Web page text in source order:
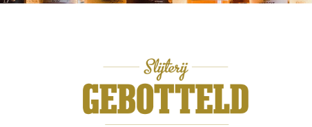
Forster spatlese 0.75
Enate 234 Chardonnay
Magnum
29,99